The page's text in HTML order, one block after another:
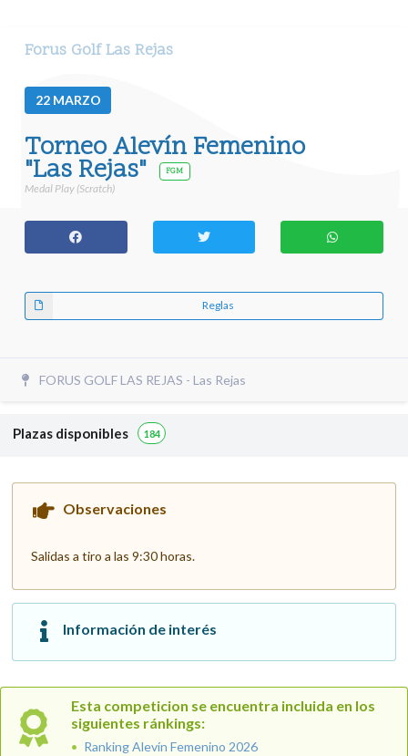
Forus Golf Las Rejas
22 MARZO
Torneo Alevín Femenino
"Las Rejas" FGM
Medal Play (Scratch)
Reglas
FORUS GOLF LAS REJAS - Las Rejas
Plazas disponibles 184
Observaciones
Salidas a tiro a las 9:30 horas.
Información de interés
Esta competicion se encuentra incluida en los
siguientes ránkings:
Ranking Alevín Femenino 2026